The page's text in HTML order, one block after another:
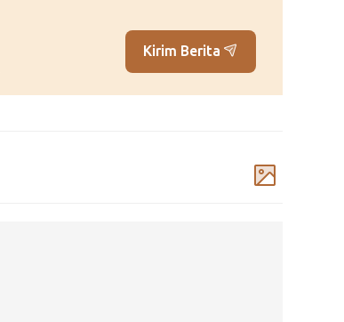
Kirim Berita